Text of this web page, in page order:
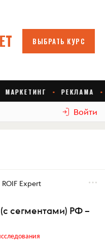
Войти
Expert
сегментами) РФ –